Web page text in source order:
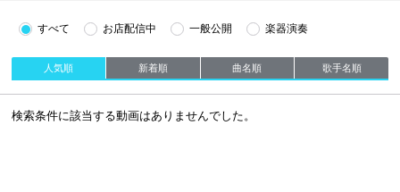
すべて お店配信中 一般公開 楽器演奏
人気順 新着順 曲名順 歌手名順
検索条件に該当する動画はありませんでした。